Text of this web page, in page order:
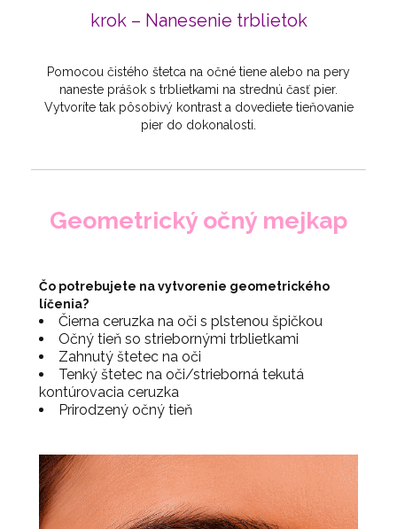
krok – Nanesenie trblietok
Pomocou čistého štetca na očné tiene alebo na pery
naneste prášok s trblietkami na strednú časť pier.
Vytvoríte tak pôsobivý kontrast a dovediete tieňovanie
pier do dokonalosti.
Geometrický očný mejkap
Čo potrebujete na vytvorenie geometrického
líčenia?
Čierna ceruzka na oči s plstenou špičkou
Očný tieň so striebornými trblietkami
Zahnutý štetec na oči
Tenký štetec na oči/strieborná tekutá
kontúrovacia ceruzka
Prirodzený očný tieň